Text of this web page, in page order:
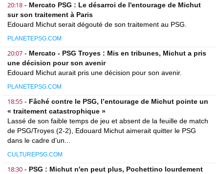
20:18 - Mercato PSG : Le désarroi de l'entourage de Michut
sur son traitement à Paris
Edouard Michut serait dégouté de son traitement au PSG.
PLANETEPSG.COM
20:07 - Mercato - PSG Troyes : Mis en tribunes, Michut a pris
une décision pour son avenir
Edouard Michut aurait pris une décision pour son avenir.
PLANETEPSG.COM
18:55 - Fâché contre le PSG, l’entourage de Michut pointe un
« traitement catastrophique »
Lassé de son faible temps de jeu et absent de la feuille de match
de PSG/Troyes (2-2), Edouard Michut aimerait quitter le PSG
dans le cadre d’un...
CULTUREPSG.COM
18:30 - PSG : Michut n'en peut plus, Pochettino lourdement